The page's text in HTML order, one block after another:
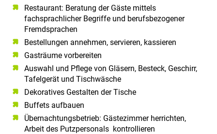
Restaurant: Beratung der Gäste mittels
fachsprachlicher Begriffe und berufsbezogener
Fremdsprachen
Bestellungen annehmen, servieren, kassieren
Gasträume vorbereiten
Auswahl und Pflege von Gläsern, Besteck, Geschirr,
Tafelgerät und Tischwäsche
Dekoratives Gestalten der Tische
Buffets aufbauen
Übernachtungsbetrieb: Gästezimmer herrichten,
Arbeit des Putzpersonals kontrollieren